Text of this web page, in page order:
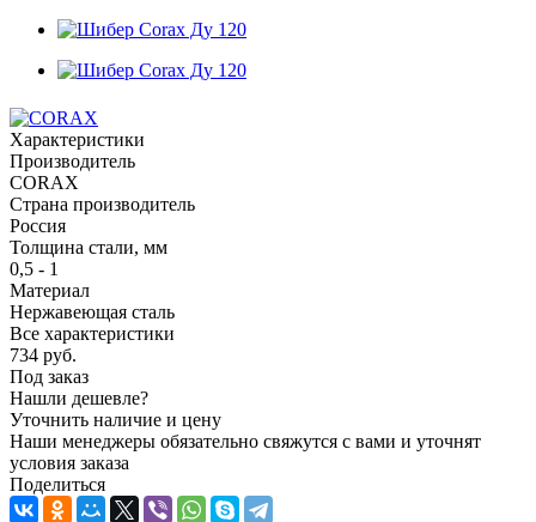
Характеристики
Производитель
CORAX
Страна производитель
Россия
Толщина стали, мм
0,5 - 1
Материал
Нержавеющая сталь
Все характеристики
734 руб.
Под заказ
Нашли дешевле?
Уточнить наличие и цену
Наши менеджеры обязательно свяжутся с вами и уточнят
условия заказа
Поделиться